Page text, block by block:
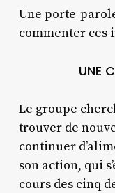
Une porte-
commenter ces
UNE
Le groupe
trouver de
continuer
son action, qui
cours des cinq